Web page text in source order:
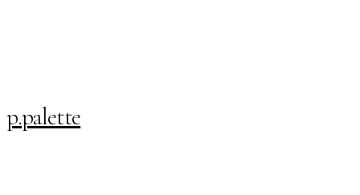
p.palette